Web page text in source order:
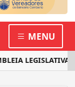
MENU
LEGISLATIVA E